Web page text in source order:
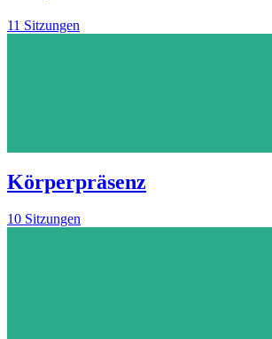
11 Sitzungen
Körperpräsenz
10 Sitzungen